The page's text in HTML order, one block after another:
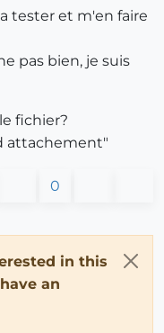
tester et m'en faire
pas bien, je suis
fichier?
attachement"
0
in this
an